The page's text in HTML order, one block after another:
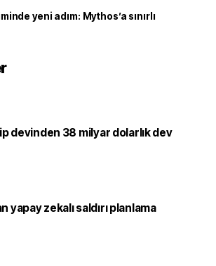
yeni adım: Mythos’a sınırlı
devinden 38 milyar dolarlık dev
yapay zekalı saldırı planlama